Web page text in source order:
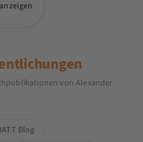
von Alexander
Blog